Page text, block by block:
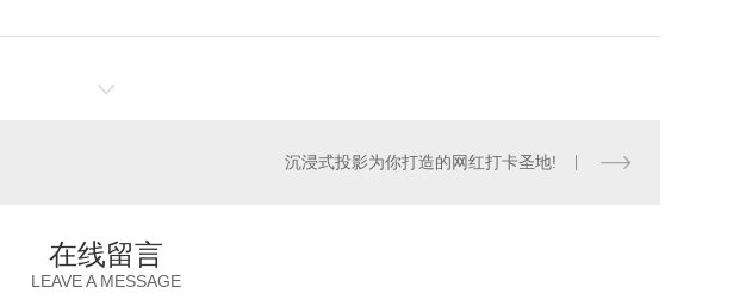
沉浸式投影为你打造的网红打卡圣地!
在线留言
LEAVE A MESSAGE